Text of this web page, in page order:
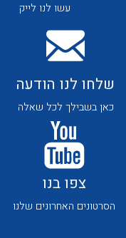
לכל מוצרי היצרן
עשו לנו לייק
שלחו לנו הודעה
כאן בשבילך לכל שאלה
צפו בנו
הסרטונים האחרונים שלנו